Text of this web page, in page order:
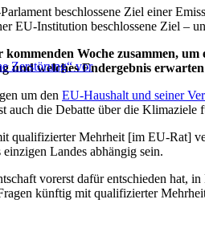
beschlossene Ziel einer
EU-Institution beschlossene Ziel –
Zerstörung“ vor
Woche zusammen,
und welches Endergebnis erwarten
um den EU-Haushalt und seiner
auch die Debatte über die Klimaziele
qualifizierter Mehrheit [im EU-Rat]
Landes abhängig sein.
vorerst dafür entschieden
künftig mit qualifizierter